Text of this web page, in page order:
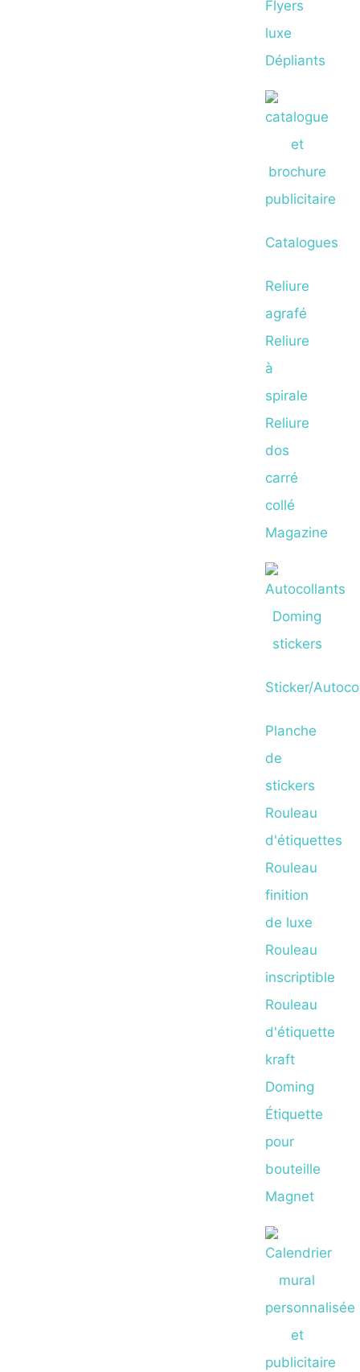
Flyers
luxe
Dépliants
Catalogues
Reliure
agrafé
Reliure
à
spirale
Reliure
dos
carré
collé
Magazine
Sticker/
Planche
de
stickers
Rouleau
d'étiquettes
Rouleau
finition
de luxe
Rouleau
inscriptible
Rouleau
d'étiquette
kraft
Doming
Étiquette
pour
bouteille
Magnet